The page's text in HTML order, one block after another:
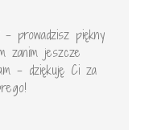
prowadzisz piękny
zanim jeszcze
– dziękuję Ci za